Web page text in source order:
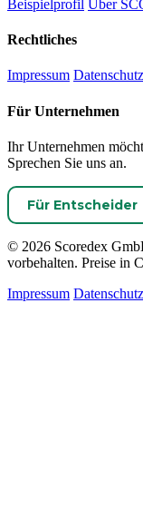
Beispielprofil Über
Rechtliches
Impressum Datenschutz
Für Unternehmen
Ihr Unternehmen
Sprechen Sie uns an.
Für Entscheider
© 2026 Scoredex
vorbehalten. Preise in
Impressum Datenschutz